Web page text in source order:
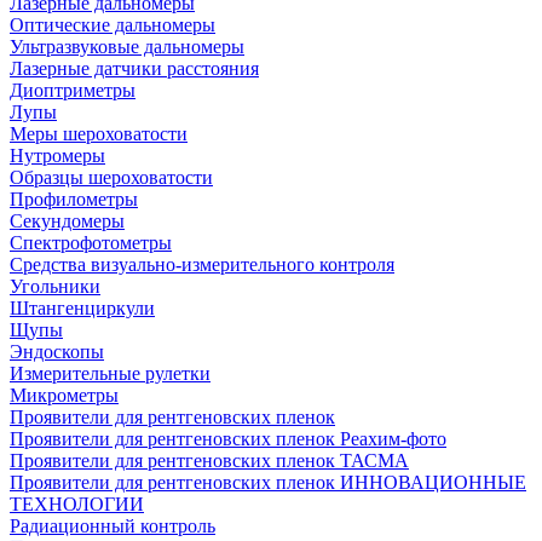
Оптические дальномеры
Ультразвуковые дальномеры
Лазерные датчики расстояния
Диоптриметры
Лупы
Меры шероховатости
Нутромеры
Образцы шероховатости
Профилометры
Секундомеры
Спектрофотометры
Средства визуально-измерительного контроля
Угольники
Штангенциркули
Щупы
Эндоскопы
Измерительные рулетки
Микрометры
Проявители для рентгеновских пленок
Проявители для рентгеновских пленок Реахим-фото
Проявители для рентгеновских пленок ТАСМА
Проявители для рентгеновских пленок ИННОВАЦИОННЫЕ
ТЕХНОЛОГИИ
Радиационный контроль